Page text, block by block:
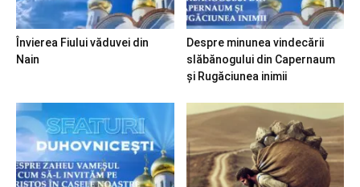
Învierea Fiului văduvei din
Nain
Despre minunea vindecării
slăbănogului din Capernaum
și Rugăciunea inimii